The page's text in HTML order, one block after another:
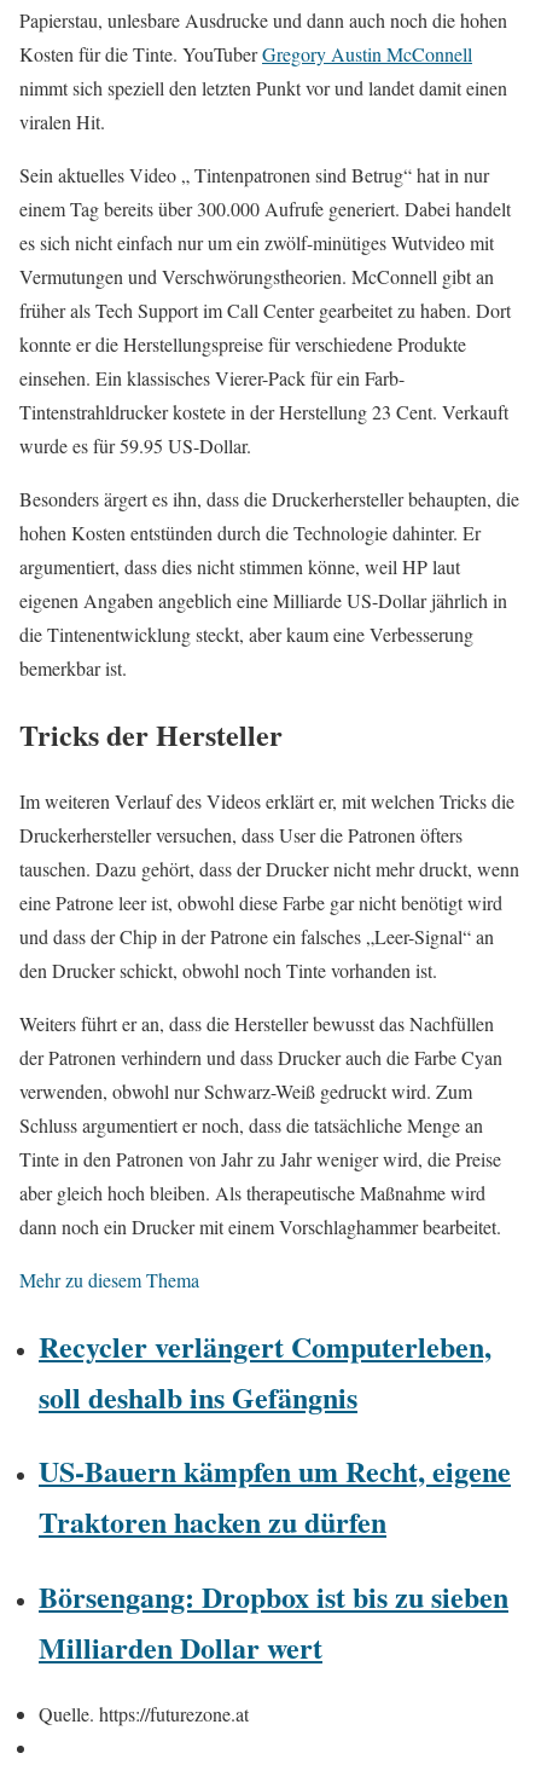
Papierstau, unlesbare Ausdrucke und dann auch noch die hohen
Kosten für die Tinte. YouTuberGregory Austin McConnell
nimmt sich speziell den letzten Punkt vor und landet damit einen
viralen Hit.
Sein aktuelles Video „ Tintenpatronen sind Betrug“ hat in nur
einem Tag bereits über 300.000 Aufrufe generiert. Dabei handelt
es sich nicht einfach nur um ein zwölf-minütiges Wutvideo mit
Vermutungen und Verschwörungstheorien. McConnell gibt an
früher als Tech Support im Call Center gearbeitet zu haben. Dort
konnte er die Herstellungspreise für verschiedene Produkte
einsehen. Ein klassisches Vierer-Pack für ein Farb-
Tintenstrahldrucker kostete in der Herstellung 23 Cent. Verkauft
wurde es für 59.95 US-Dollar.
Besonders ärgert es ihn, dass die Druckerhersteller behaupten, die
hohen Kosten entstünden durch die Technologie dahinter. Er
argumentiert, dass dies nicht stimmen könne, weil HPlaut
eigenen Angaben angeblich eine Milliarde US-Dollar jährlich in
die Tintenentwicklung steckt, aber kaum eine Verbesserung
bemerkbar ist.
Tricks der Hersteller
Im weiteren Verlauf des Videos erklärt er, mit welchen Tricks die
Druckerhersteller versuchen, dass User diePatronen öfters
tauschen. Dazu gehört, dass der Drucker nicht mehr druckt, wenn
einePatroneleer ist, obwohl diese Farbe gar nicht benötigt wird
und dass der Chip in derPatroneein falsches „Leer-Signal“ an
den Drucker schickt, obwohl noch Tinte vorhanden ist.
Weiters führt er an, dass die Hersteller bewusst das Nachfüllen
derPatronen verhindern und dass Drucker auch die Farbe Cyan
verwenden, obwohl nur Schwarz-Weiß gedruckt wird. Zum
Schluss argumentiert er noch, dass die tatsächliche Menge an
Tinte in den Patronen von Jahr zu Jahr weniger wird, die Preise
aber gleich hoch bleiben. Als therapeutische Maßnahme wird
dann noch ein Drucker mit einem Vorschlaghammer bearbeitet.
Mehr zu diesem Thema
Recycler verlängert Computerleben,
soll deshalb ins Gefängnis
US-Bauern kämpfen um Recht, eigene
Traktoren hacken zu dürfen
Börsengang: Dropbox ist bis zu sieben
Milliarden Dollar wert
Quelle. https://futurezone.at